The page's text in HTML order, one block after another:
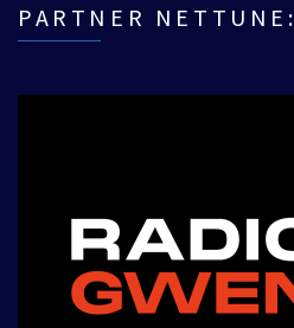
PARTNER NETTUNE: